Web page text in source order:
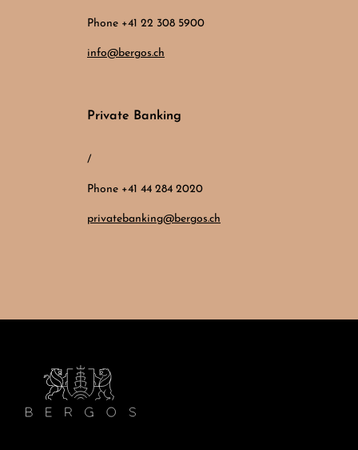
Phone +41 22 308 5900
info@bergos.ch
Private Banking
/
Phone +41 44 284 2020
privatebanking@bergos.ch